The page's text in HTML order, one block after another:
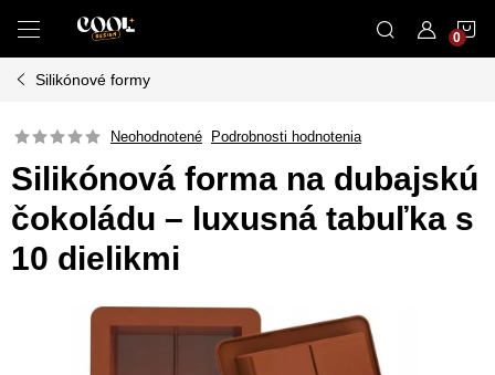
obsah
Silikónové formy
Neohodnotené Podrobnosti hodnotenia
Silikónová forma na dubajskú
čokoládu – luxusná tabuľka s
10 dielikmi